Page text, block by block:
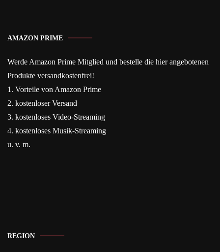
AMAZON PRIME
Werde Amazon Prime Mitglied und bestelle die hier angebotenen
Produkte versandkostenfrei!
1. Vorteile von Amazon Prime
2. kostenloser Versand
3. kostenloses Video-Streaming
4. kostenloses Musik-Streaming
u. v. m.
REGION